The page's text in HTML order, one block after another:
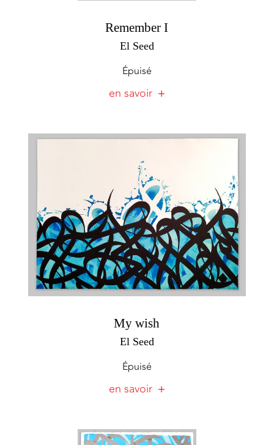
Remember I
El Seed
Épuisé
en savoir
My wish
El Seed
Épuisé
en savoir